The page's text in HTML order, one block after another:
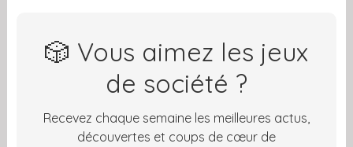
🎲 Vous aimez les jeux
de société ?
Recevez chaque semaine les meilleures actus,
découvertes et coups de cœur de